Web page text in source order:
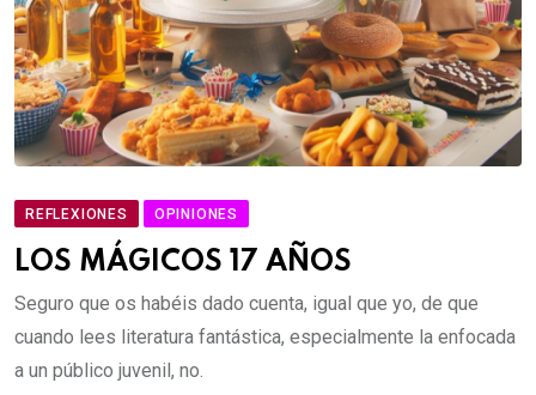
REFLEXIONES OPINIONES
LOS MÁGICOS 17 AÑOS
Seguro que os habéis dado cuenta, igual que yo, de que
cuando lees literatura fantástica, especialmente la enfocada
a un público juvenil, no.